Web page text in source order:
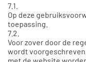
7.1.
Op deze
toepassing.
7.2.
Voor zover door de
wordt
met de website